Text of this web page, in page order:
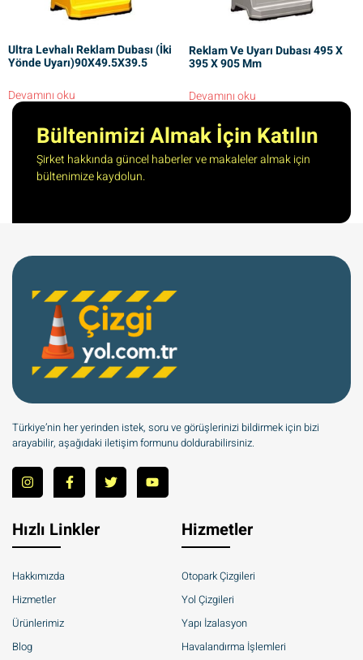
Ultra Levhalı Reklam Dubası (İki
Yönde Uyarı)90X49.5X39.5
Devamını oku
Reklam Ve Uyarı Dubası 495 X
395 X 905 Mm
Devamını oku
Bültenimizi Almak İçin Katılın
Şirket hakkında güncel haberler ve makaleler almak için
bültenimize kaydolun.
Türkiye’nin her yerinden istek, soru ve görüşlerinizi bildirmek için bizi
arayabilir, aşağıdaki iletişim formunu doldurabilirsiniz.
Hızlı Linkler
Hakkımızda
Hizmetler
Ürünlerimiz
Blog
Hizmetler
Otopark Çizgileri
Yol Çizgileri
Yapı İzalasyon
Havalandırma İşlemleri